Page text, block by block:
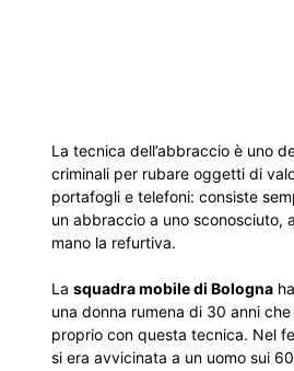
La tecnica dell’abbraccio è uno
criminali per rubare oggetti di
portafogli e telefoni: consiste
un abbraccio a uno sconosciuto,
mano la refurtiva.
La squadra mobile di Bologna
una donna rumena di 30 anni
proprio con questa tecnica. Nel
si era avvicinata a un uomo sui